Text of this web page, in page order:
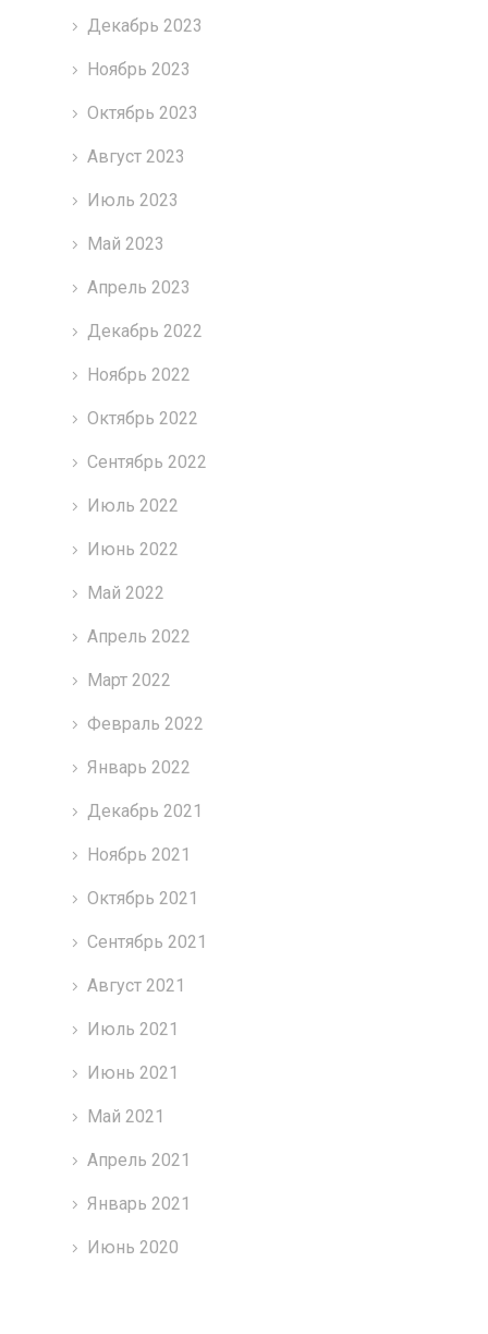
Декабрь 2023
Ноябрь 2023
Октябрь 2023
Август 2023
Июль 2023
Май 2023
Апрель 2023
Декабрь 2022
Ноябрь 2022
Октябрь 2022
Сентябрь 2022
Июль 2022
Июнь 2022
Май 2022
Апрель 2022
Март 2022
Февраль 2022
Январь 2022
Декабрь 2021
Ноябрь 2021
Октябрь 2021
Сентябрь 2021
Август 2021
Июль 2021
Июнь 2021
Май 2021
Апрель 2021
Январь 2021
Июнь 2020